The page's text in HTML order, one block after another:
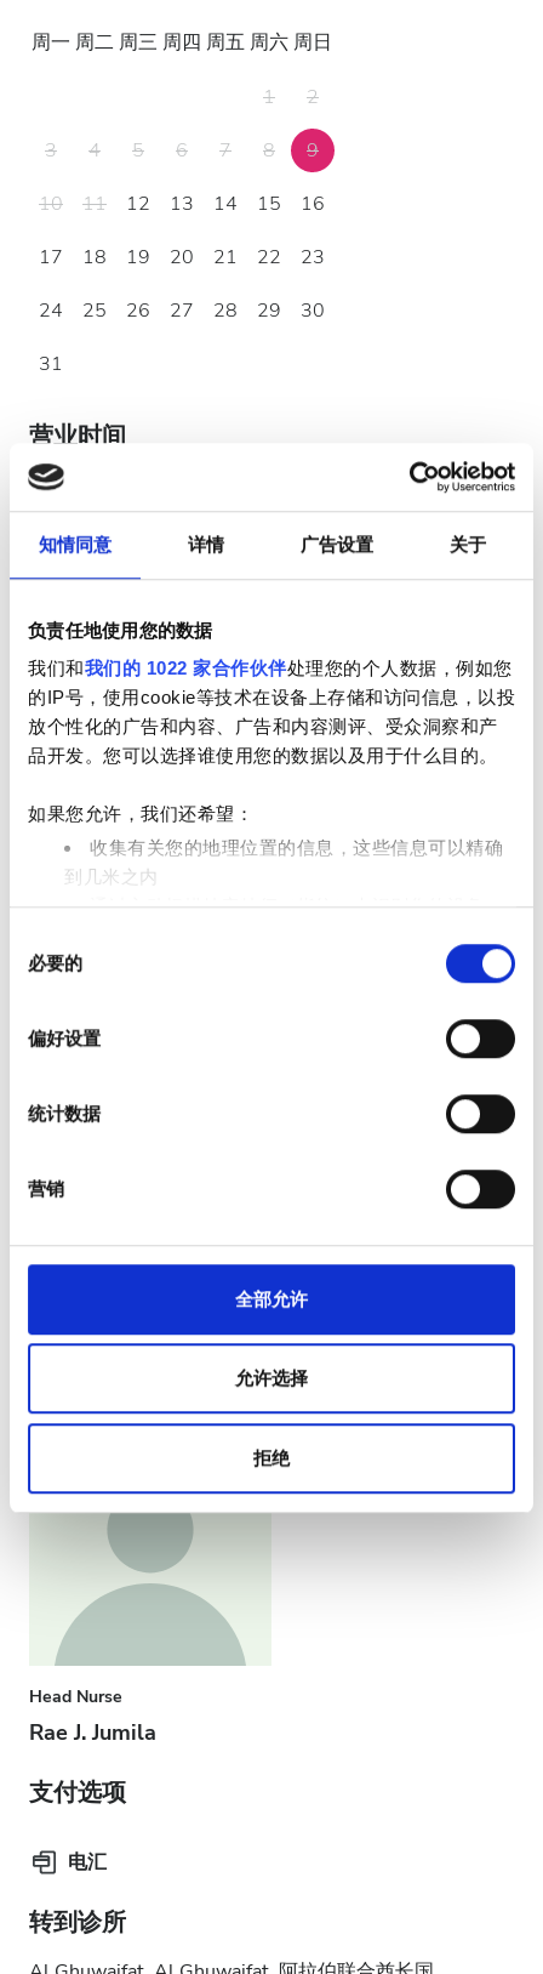
知情同意 详情 广告设置 关于
负责任地使用您的数据
我们和我们的 1022 家合作伙伴处理您的个人数据，例如您
的IP号，使用cookie等技术在设备上存储和访问信息，以投
放个性化的广告和内容、广告和内容测评、受众洞察和产
品开发。您可以选择谁使用您的数据以及用于什么目的。
如果您允许，我们还希望：
收集有关您的地理位置的信息，这些信息可以精确
到几米之内
通过主动扫描特定特征（指纹）来识别您的设备
查找有关您的个人数据如何处理的更多信息，
并设置您的首选项。您可随时从Cookie声明中更改或撤回
我们使用 Cookie 来制作贴合用户需求的内容与广告、提供
体、广告和分析合作伙伴分享您对我们网站的使用情况，
必要的
偏好设置
统计数据
营销
全部允许
允许选择
拒绝
周一 周二周三 周四 周五周六周日
1
2
3
4 5 6 7 8
9
10
11 12 13 14 15
16
17
18 19 20 21 22
23
24
25 26 27 28 29
30
31
营业时间
星期三 00:00 - 00:00
星期四 00:00 - 00:00
星期六 00:00 - 00:00
Medical Director
Head Nurse
Rae J. Jumila
支付选项
电汇
转到诊所